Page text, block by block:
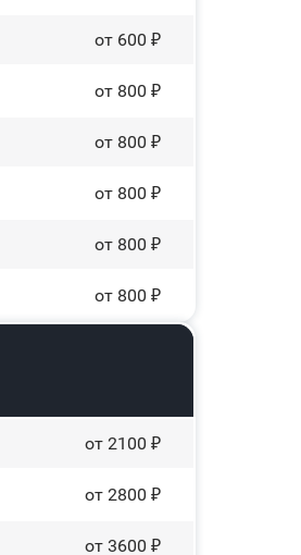
от 600 ₽
от 800 ₽
от 800 ₽
от 800 ₽
от 800 ₽
от 800 ₽
от 2100 ₽
от 2800 ₽
от 3600 ₽